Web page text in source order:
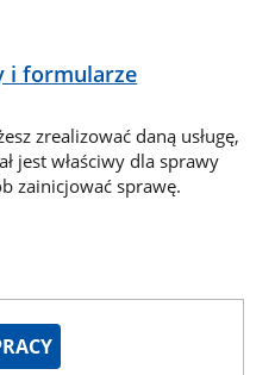
i formularze
zrealizować daną usługę,
jest właściwy dla sprawy
zainicjować sprawę.